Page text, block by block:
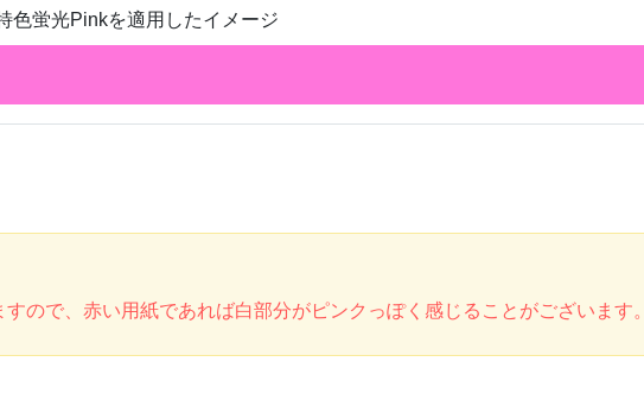
色蛍光Pinkを適用したイメージ
ので、赤い用紙であれば白部分がピンクっぽく感じることがございます。